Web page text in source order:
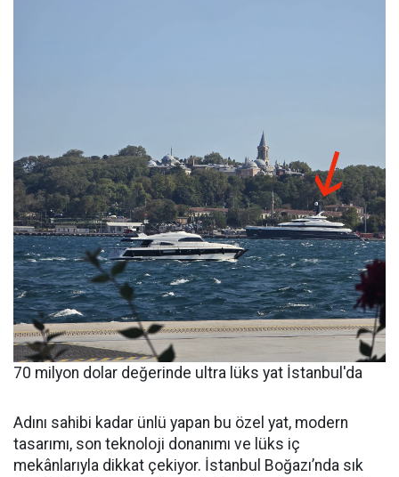
70 milyon dolar değerinde ultra lüks yat İstanbul'da
Adını sahibi kadar ünlü yapan bu özel yat, modern
tasarımı, son teknoloji donanımı ve lüks iç
mekânlarıyla dikkat çekiyor. İstanbul Boğazı’nda sık